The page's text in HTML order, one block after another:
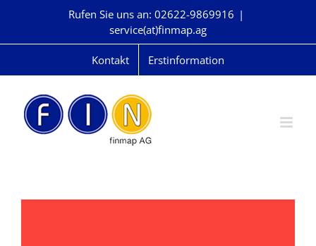
Rufen Sie uns an: 02622-9869916 |
service(at)finmap.ag
Kontakt Erstinformation